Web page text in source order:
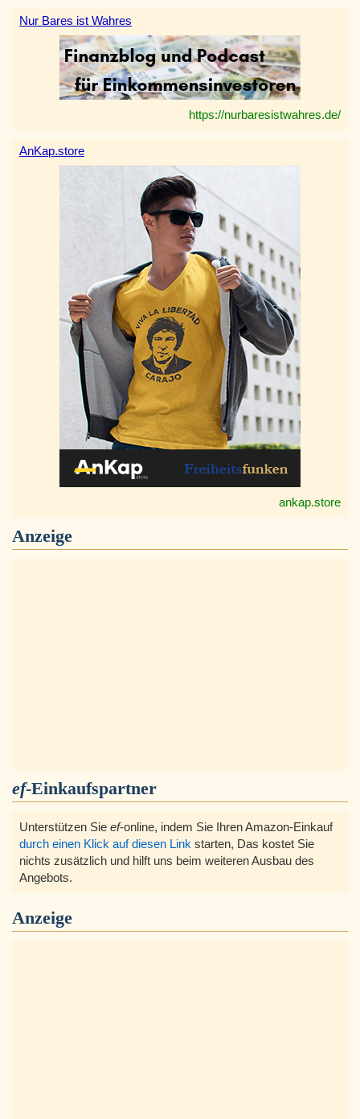
Nur Bares ist Wahres
https://nurbaresistwahres.de/
AnKap.store
ankap.store
Anzeige
ef-Einkaufspartner
Unterstützen Sie ef-online, indem Sie Ihren Amazon-Einkauf
durch einen Klick auf diesen Link starten, Das kostet Sie
nichts zusätzlich und hilft uns beim weiteren Ausbau des
Angebots.
Anzeige